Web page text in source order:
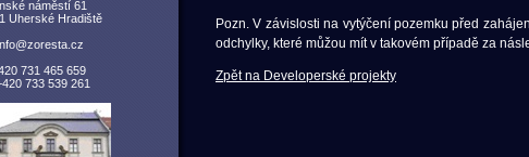
náměstí 61
Uherské Hradiště
731 465 659
733 539 261
Pozn. V závislosti na vytýčení pozemku před
odchylky, které můžou mít v takovém případě za
Zpět na Developerské projekty